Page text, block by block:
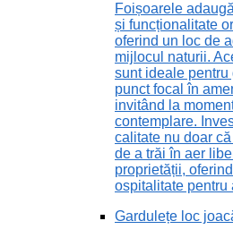
Foișoarele
și funcționalitate
oferind un loc de
mijlocul naturii.
sunt ideale pentru
punct focal în
invitând la
contemplare.
calitate nu doar
de a trăi în aer
proprietății,
ospitalitate pentru
Gardulețe loc